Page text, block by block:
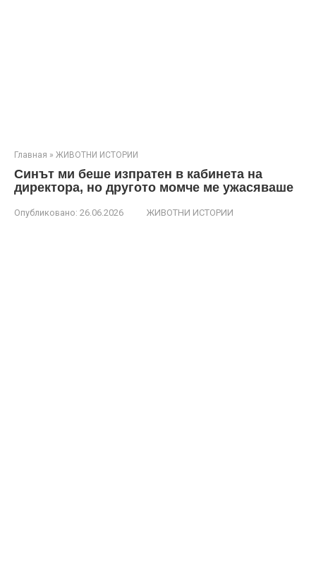
Главная » ЖИВОТНИ ИСТОРИИ
Синът ми беше изпратен в кабинета на
директора, но другото момче ме ужасяваше
Опубликовано: 26.06.2026 ЖИВОТНИ ИСТОРИИ